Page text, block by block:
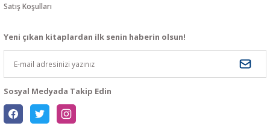
Satış Koşulları
Yeni çıkan kitaplardan ilk senin haberin olsun!
Sosyal Medyada Takip Edin